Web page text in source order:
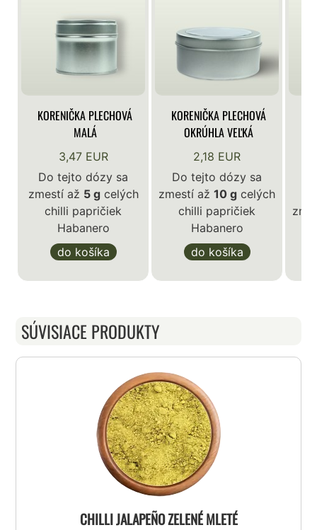
KORENIČKA PLECHOVÁ
MALÁ
3,47 EUR
Do tejto dózy sa
zmestí až 5 gcelých
chilli papričiek
Habanero
do košíka
KORENIČKA PLECHOVÁ
OKRÚHLA VEĽKÁ
2,18 EUR
Do tejto dózy sa
zmestí až10 g celých
chilli papričiek
Habanero
do košíka
SÚVISIACE PRODUKTY
CHILLI JALAPEÑO ZELENÉ MLETÉ